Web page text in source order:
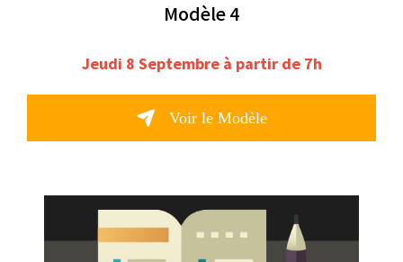
Modèle 4
Jeudi 8 Septembre à partir de 7h
Voir le Modèle